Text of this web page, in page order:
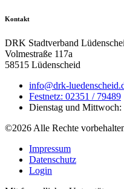
Kontakt
DRK Stadtverband
Volmestraße 117a
58515 Lüdenscheid
info@drk-
Festnetz: 02351 / 79489
Dienstag und
©2026 Alle Rechte
Impressum
Datenschutz
Login